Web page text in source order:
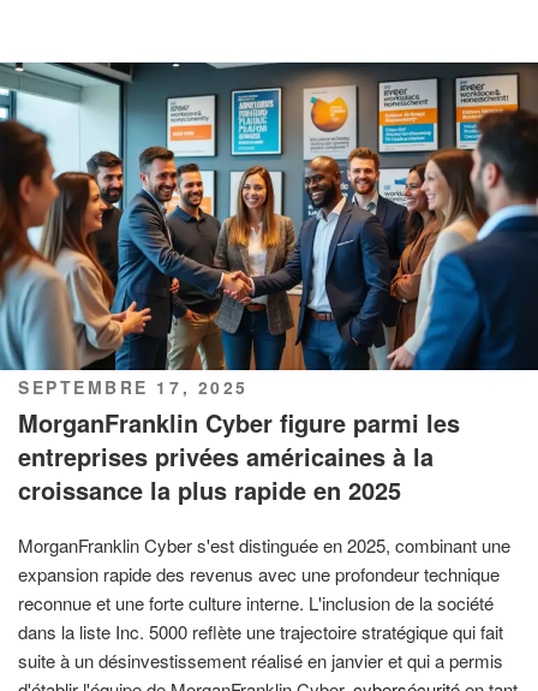
PUBLIÉ
LE
SEPTEMBRE 17, 2025
MorganFranklin Cyber figure parmi les
entreprises privées américaines à la
croissance la plus rapide en 2025
MorganFranklin Cyber s'est distinguée en 2025, combinant une
expansion rapide des revenus avec une profondeur technique
reconnue et une forte culture interne. L'inclusion de la société
dans la liste Inc. 5000 reflète une trajectoire stratégique qui fait
suite à un désinvestissement réalisé en janvier et qui a permis